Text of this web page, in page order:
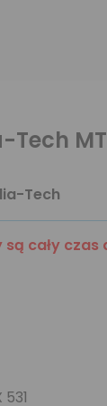
Tech
Tech
są cały czas